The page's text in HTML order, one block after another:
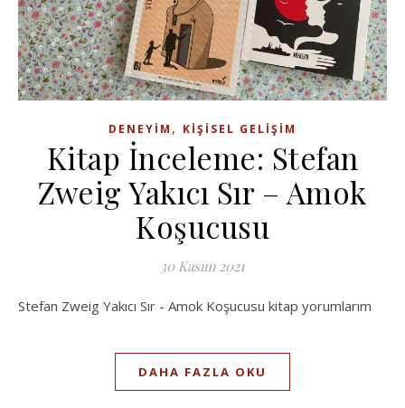
DENEYIM , KIŞISEL GELIŞIM
Kitap İnceleme: Stefan
Zweig Yakıcı Sır – Amok
Koşucusu
30 Kasım 2021
Stefan Zweig Yakıcı Sır - Amok Koşucusu kitap yorumlarım
DAHA FAZLA OKU